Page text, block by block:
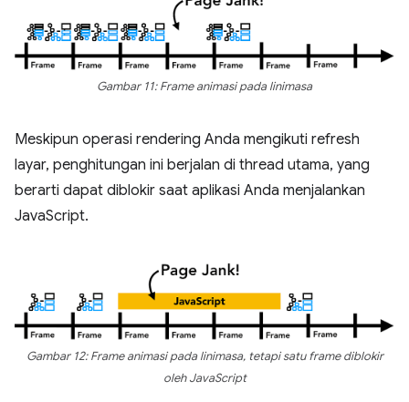
Gambar 11: Frame animasi pada linimasa
Meskipun operasi rendering Anda mengikuti refresh
layar, penghitungan ini berjalan di thread utama, yang
berarti dapat diblokir saat aplikasi Anda menjalankan
JavaScript.
Gambar 12: Frame animasi pada linimasa, tetapi satu frame diblokir
oleh JavaScript